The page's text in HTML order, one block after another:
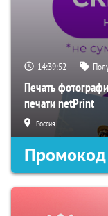
14:39:51
Печать
печати netPrint
Россия
Промокод